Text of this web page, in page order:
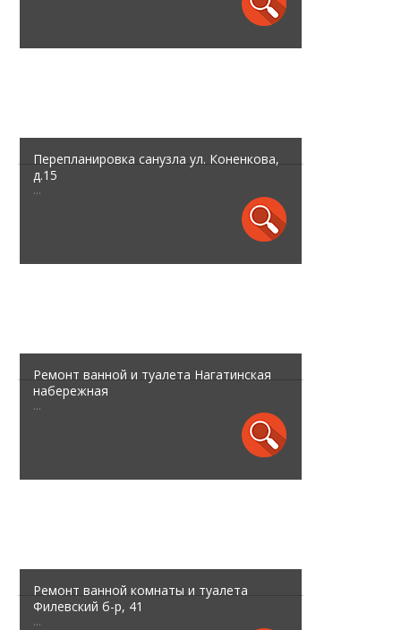
Перепланировка санузла ул. Коненкова,
д.15
...
Ремонт ванной и туалета Нагатинская
набережная
...
Ремонт ванной комнаты и туалета
Филевский б-р, 41
...